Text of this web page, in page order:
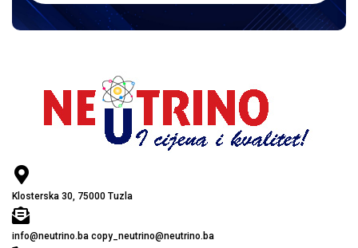
Klosterska 30, 75000 Tuzla
info@neutrino.ba copy_neutrino@neutrino.ba